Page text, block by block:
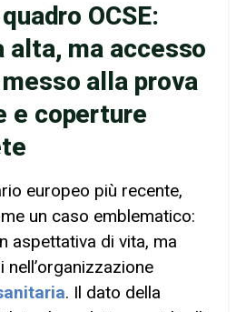
OCSE:
alta, ma accesso
alla prova
e coperture
europeo più recente,
un caso emblematico:
aspettativa di vita, ma
. Il dato della